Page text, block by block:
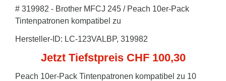
# 319982 - Brother MFCJ 245 / Peach 10er-Pack
Tintenpatronen kompatibel zu
Hersteller-ID: LC-123VALBP, 319982
Jetzt Tiefstpreis CHF 100,30
Peach 10er-Pack Tintenpatronen kompatibel zu 10